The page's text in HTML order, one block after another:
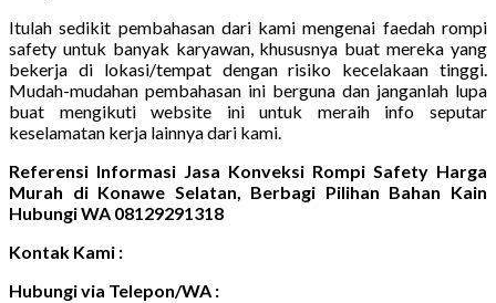
Itulah sedikit pembahasan dari kami mengenai faedah rompi
safety untuk banyak karyawan, khususnya buat mereka yang
bekerja di lokasi/tempat dengan risiko kecelakaan tinggi.
Mudah-mudahan pembahasan ini berguna dan janganlah lupa
buat mengikuti website ini untuk meraih info seputar
keselamatan kerja lainnya dari kami.
Referensi Informasi Jasa Konveksi Rompi Safety Harga
Murah di Konawe Selatan, Berbagi Pilihan Bahan Kain
Hubungi WA 08129291318
Kontak Kami :
Hubungi via Telepon/WA :